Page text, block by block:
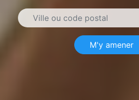
M'y amener